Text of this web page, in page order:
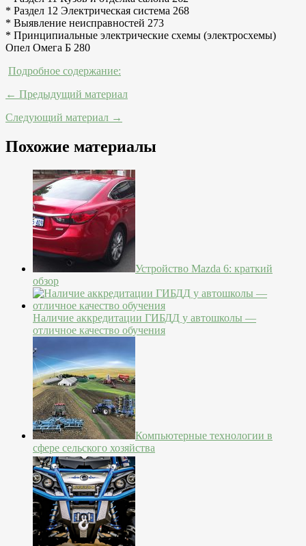
* Раздел 12 Электрическая система 268
* Выявление неисправностей 273
* Принципиальные электрические схемы (электросхемы)
Опел Омега Б 280
Подробное содержание:
← Предыдущий материал
Следующий материал →
Похожие материалы
Устройство Mazda 6: краткий
обзор
Наличие аккредитации ГИБДД у автошколы —
отличное качество обучения
Компьютерные технологии в
сфере сельского хозяйства